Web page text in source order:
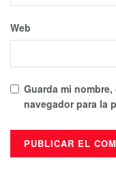
Web
Guarda mi
navegador para la